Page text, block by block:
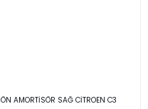
ÖN AMORTİSÖR SAĞ CİTROEN C3